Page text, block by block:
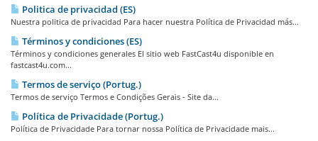
Politica de privacidad (ES)
Nuestra politica de privacidad Para hacer nuestra Política de Privacidad más...
Términos y condiciones (ES)
Términos y condiciones generales El sitio web FastCast4u disponible en
fastcast4u.com...
Termos de serviço (Portug.)
Termos de serviço Termos e Condições Gerais - Site da...
Política de Privacidade (Portug.)
Política de Privacidade Para tornar nossa Política de Privacidade mais...